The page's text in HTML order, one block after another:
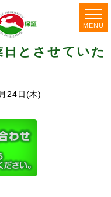
とさせていた
24日(木)
MENU